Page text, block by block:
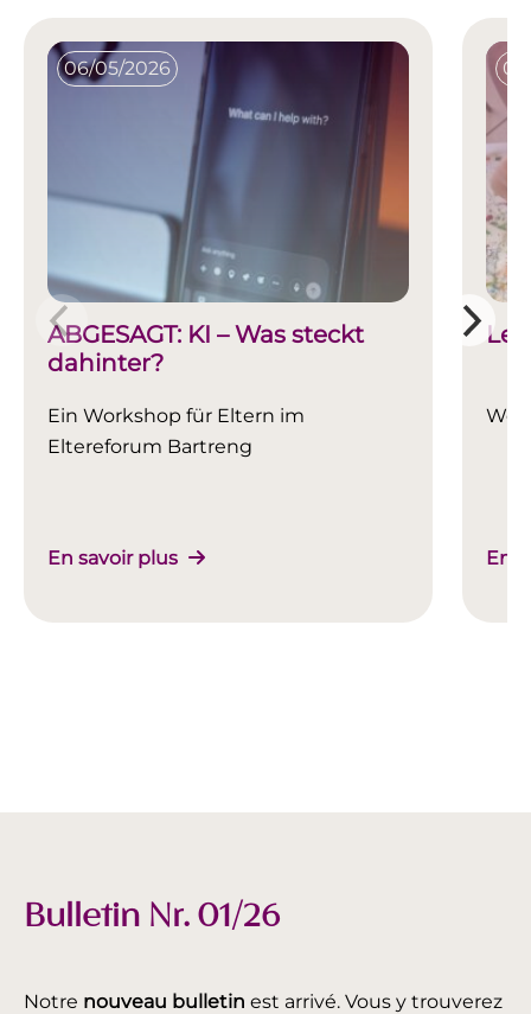
06/05/2026
ABGESAGT: KI – Was steckt
dahinter?
Ein Workshop für Eltern im
Eltereforum Bartreng
En savoir plus En
Bulletin Nr. 01/26
Notre nouveau bulletin est arrivé. Vous y trouverez